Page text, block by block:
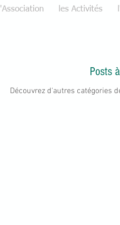
l'Association les Activités
Posts
Découvrez d'autres catégories